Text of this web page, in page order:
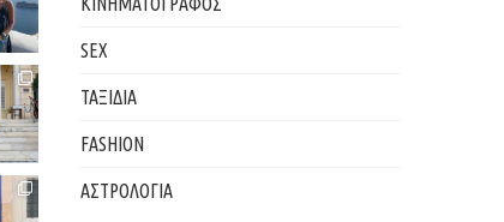
SEX
ΤΑΞΙΔΙΑ
FASHION
ΑΣΤΡΟΛΟΓΙΑ